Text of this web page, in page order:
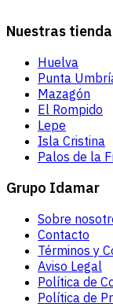
Nuestras
Huelva
Punta
Mazagón
El Rompido
Lepe
Isla Cristina
Palos de la
Grupo Idamar
Sobre
Contacto
Términos y
Aviso Legal
Política de
Política de